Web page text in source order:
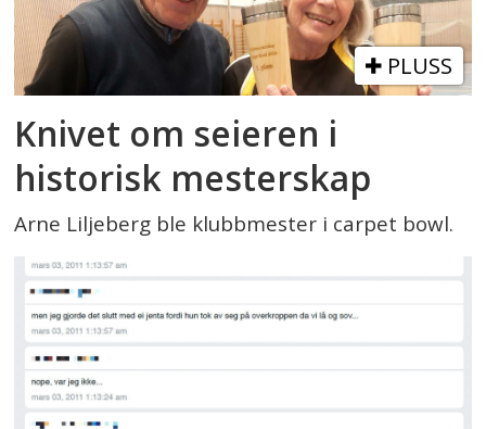
PLUSS
Knivet om seieren i
historisk mesterskap
Arne Liljeberg ble klubbmester i carpet bowl.